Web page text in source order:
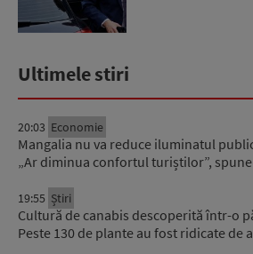
Ultimele stiri
20:03 Economie
Mangalia nu va reduce iluminatul
„Ar diminua confortul turiștilor”,
19:55 Știri
Cultură de canabis descoperită într-o
Peste 130 de plante au fost ridicate